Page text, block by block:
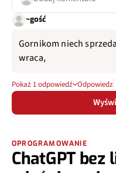
~gość
Gornikom niech
wraca,
Pokaż 1 odpowiedź Odpowiedz
OPROGRAMOWANIE
ChatGPT bez